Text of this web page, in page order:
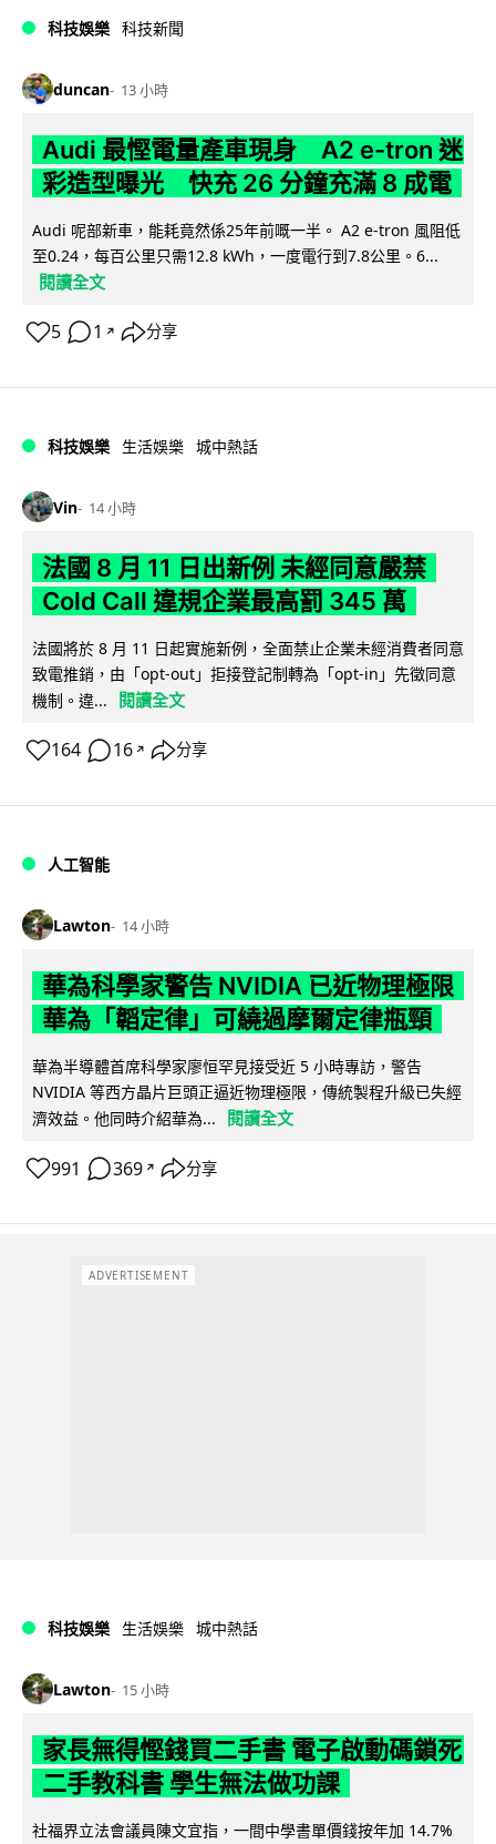
科技娛樂 科技新聞
duncan 13 小時
Audi 最慳電量產車現身 A2 e-tron 迷
彩造型曝光 快充 26 分鐘充滿 8 成電
Audi 呢部新車，能耗竟然係25年前嘅一半。 A2 e-tron 風阻低
至0.24，每百公里只需12.8 kWh，一度電行到7.8公里。6...
閱讀全文
5 1 ↗ 分享
科技娛樂 生活娛樂 城中熱話
Vin 14 小時
法國 8 月 11 日出新例 未經同意嚴禁
Cold Call 違規企業最高罰 345 萬
法國將於 8 月 11 日起實施新例，全面禁止企業未經消費者同意
致電推銷，由「opt-out」拒接登記制轉為「opt-in」先徵同意
機制。違...
閱讀全文
164 16 ↗ 分享
人工智能
Lawton 14 小時
華為科學家警告 NVIDIA 已近物理極限
華為「韜定律」可繞過摩爾定律瓶頸
華為半導體首席科學家廖恒罕見接受近 5 小時專訪，警告
NVIDIA 等西方晶片巨頭正逼近物理極限，傳統製程升級已失經
濟效益。他同時介紹華為...
閱讀全文
991 369 ↗ 分享
ADVERTISEMENT
科技娛樂 生活娛樂 城中熱話
Lawton 15 小時
家長無得慳錢買二手書 電子啟動碼鎖死
二手教科書 學生無法做功課
社福界立法會議員陳文宜指，一間中學書單價錢按年加 14.7%